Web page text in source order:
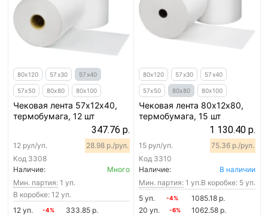
80х120 57х30 57х40
57х50 80х80 80х100
Чековая лента 57х12х40,
термобумага, 12 шт
347.76 р.
Код 3308
12 рул/уп. 28.98 р./рул.
Наличие:
Много
Мин. партия: 1 уп.
В коробке: 12 уп.
12 уп.
-4%
333.85 р.
80х120 57х30 57х40
57х50 80х80 80х100
Чековая лента 80х12х80,
термобумага, 15 шт
1 130.40 р.
Код 3310
15 рул/уп. 75.36 р./рул.
Наличие:
В наличии
Мин. партия: 1 уп.В коробке: 5 уп.
5 уп.
-4%
1085.18 р.
20 уп.
-6%
1062.58 р.